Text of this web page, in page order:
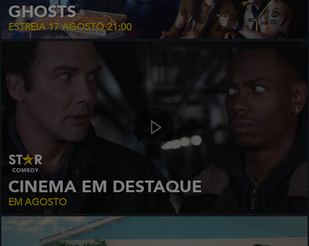
GHOSTS
ESTREIA 17 AGOSTO 21:00
CINEMA EM DESTAQUE
EM AGOSTO